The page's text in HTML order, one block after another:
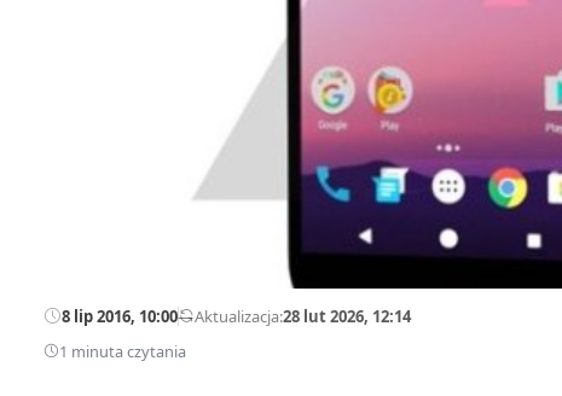
8 lip 2016, 10:00—Aktualizacja:28 lut 2026, 12:14
1 minuta czytania